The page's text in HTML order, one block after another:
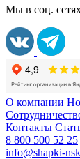
Мы в соц.
О компании
Контакты
8 800 500 52 25
info@shapki-